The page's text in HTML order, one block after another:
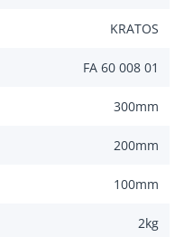
KRATOS
FA 60 008 01
300mm
200mm
100mm
2kg